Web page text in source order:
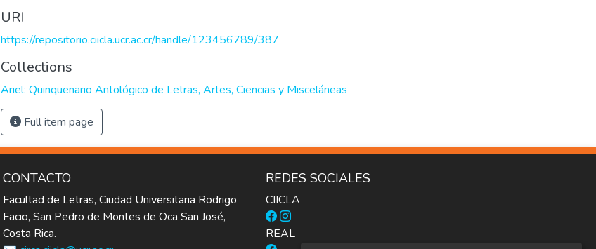
URI
https://repositorio.ciicla.ucr.ac.cr/handle/123456789/387
Collections
Ariel: Quinquenario Antológico de Letras, Artes, Ciencias y Misceláneas
Full item page
CONTACTO
Facultad de Letras, Ciudad Universitaria Rodrigo
Facio, San Pedro de Montes de Oca San José,
Costa Rica.
REDES SOCIALES
CIICLA
REAL